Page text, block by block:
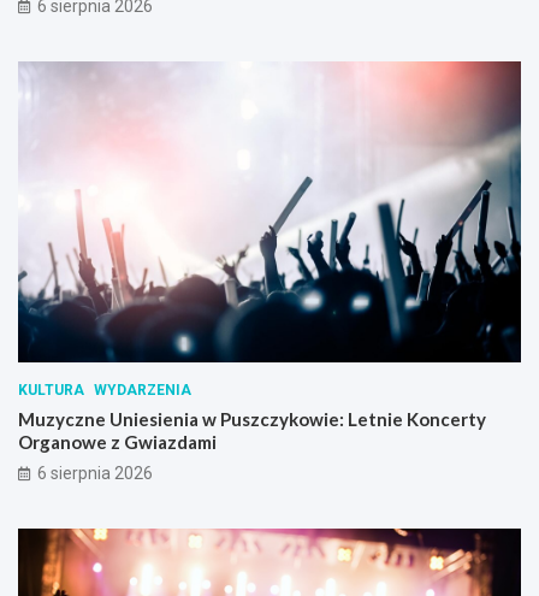
6 sierpnia 2026
KULTURA WYDARZENIA
Muzyczne Uniesienia w Puszczykowie: Letnie Koncerty
Organowe z Gwiazdami
6 sierpnia 2026